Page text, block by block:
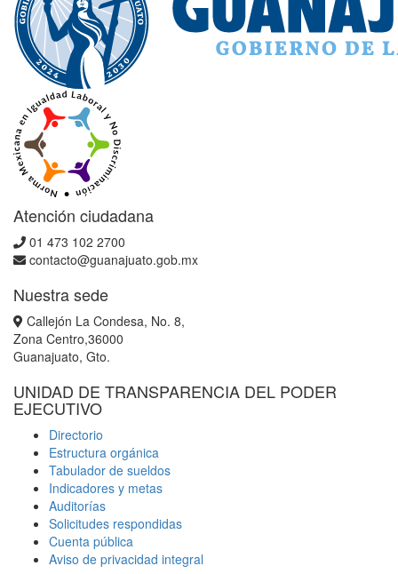
Atención ciudadana
01 473 102 2700
contacto@guanajuato.gob.mx
Nuestra sede
Callejón La Condesa, No. 8,
Zona Centro,36000
Guanajuato, Gto.
UNIDAD DE TRANSPARENCIA DEL PODER
EJECUTIVO
Directorio
Estructura orgánica
Tabulador de sueldos
Indicadores y metas
Auditorías
Solicitudes respondidas
Cuenta pública
Aviso de privacidad integral